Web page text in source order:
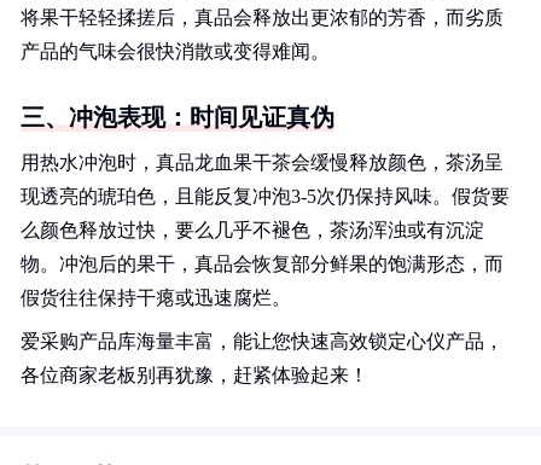
将果干轻轻揉搓后，真品会释放出更浓郁的芳香，而劣质
产品的气味会很快消散或变得难闻。
三、冲泡表现：时间见证真伪
用热水冲泡时，真品龙血果干茶会缓慢释放颜色，茶汤呈
现透亮的琥珀色，且能反复冲泡3-5次仍保持风味。假货要
么颜色释放过快，要么几乎不褪色，茶汤浑浊或有沉淀
物。冲泡后的果干，真品会恢复部分鲜果的饱满形态，而
假货往往保持干瘪或迅速腐烂。
爱采购产品库海量丰富，能让您快速高效锁定心仪产品，
各位商家老板别再犹豫，赶紧体验起来！